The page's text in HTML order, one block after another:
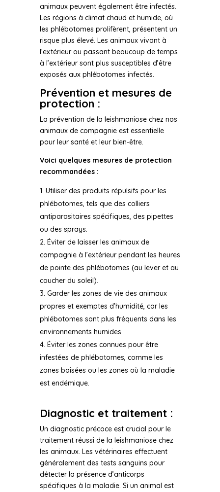
animaux peuvent également être infectés.
Les régions à climat chaud et humide, où
les phlébotomes prolifèrent, présentent un
risque plus élevé. Les animaux vivant à
l’extérieur ou passant beaucoup de temps
à l’extérieur sont plus susceptibles d’être
exposés aux phlébotomes infectés.
Prévention et mesures de
protection :
La prévention de la leishmaniose chez nos
animaux de compagnie est essentielle
pour leur santé et leur bien-être.
Voici quelques mesures de protection
recommandées :
Utiliser des produits répulsifs pour les
phlébotomes, tels que des colliers
antiparasitaires spécifiques, des pipettes
ou des sprays.
Éviter de laisser les animaux de
compagnie à l’extérieur pendant les heures
de pointe des phlébotomes (au lever et au
coucher du soleil).
Garder les zones de vie des animaux
propres et exemptes d’humidité, car les
phlébotomes sont plus fréquents dans les
environnements humides.
Éviter les zones connues pour être
infestées de phlébotomes, comme les
zones boisées ou les zones où la maladie
est endémique.
Diagnostic et traitement :
Un diagnostic précoce est crucial pour le
traitement réussi de la leishmaniose chez
les animaux. Les vétérinaires effectuent
généralement des tests sanguins pour
détecter la présence d’anticorps
spécifiques à la maladie. Si un animal est